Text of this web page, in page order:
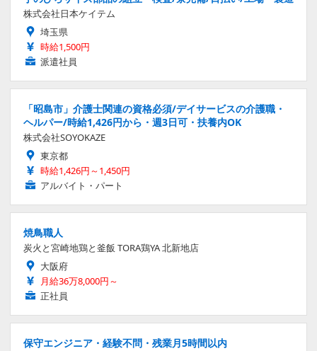
株式会社日本ケイテム
埼玉県
時給1,500円
派遣社員
「昭島市」介護士関連の資格必須/デイサービスの介護職・
ヘルパー/時給1,426円から・週3日可・扶養内OK
株式会社SOYOKAZE
東京都
時給1,426円～1,450円
アルバイト・パート
焼鳥職人
炭火と宮崎地鶏と釜飯 TORA鶏YA 北新地店
大阪府
月給36万8,000円～
正社員
保守エンジニア・経験不問・残業月5時間以内